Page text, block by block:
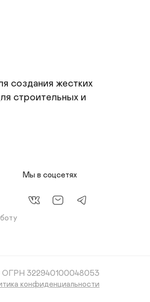
создания жестких
строительных и
Мы в соцсетях
322940100048053
конфиденциальности